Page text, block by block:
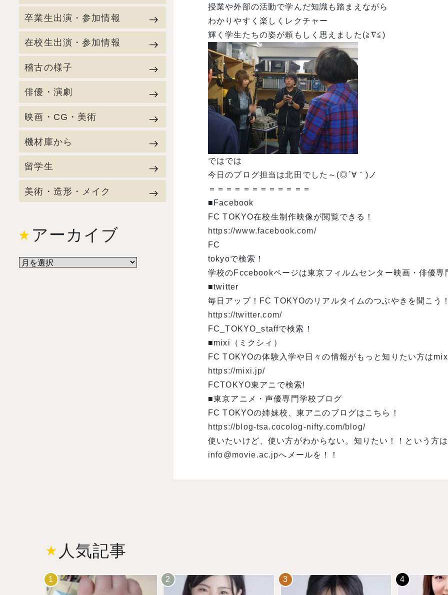
授業や外部の活動で学んだ知識も踏まえながら
わかりやすく楽しくレクチャー
輝く学生たちの姿が頼もしく思えました(≧∇≦)
ではでは
今日のブログ担当は北田でした～(◎´∀｀)ノ
＝＝＝＝＝＝＝＝＝＝＝＝
■Facebook
FC TOKYO在校生制作映像が閲覧できる！
https://www.facebook.com/
FC
tokyoで検索！
学校のFccebookページは東京フィルムセンター映画・俳優専
■twitter
毎日アップ！FC TOKYOのリアルタイムのつぶやきを聞こう！
https://twitter.com/
FC_TOKYO_staffで検索！
■mixi（ミクシィ）
FC TOKYOの体験入学や日々の情報がもっと知りたい方は
https://mixi.jp/
FCTOKYO東アニで検索!
■東京アニメ・声優専門学校ブログ
FC TOKYOの姉妹校、東アニのブログはこちら！
https://blog-tsa.cocolog-nifty.com/blog/
使いたいけど、使い方がわからない。知りたい！！という方は
info@movie.ac.jpへメールを！！
卒業生出演・参加情報
在校生出演・参加情報
稽古の様子
俳優・演劇
映画・CG・美術
機材庫から
留学生
美術・造形・メイク
アーカイブ
人気記事